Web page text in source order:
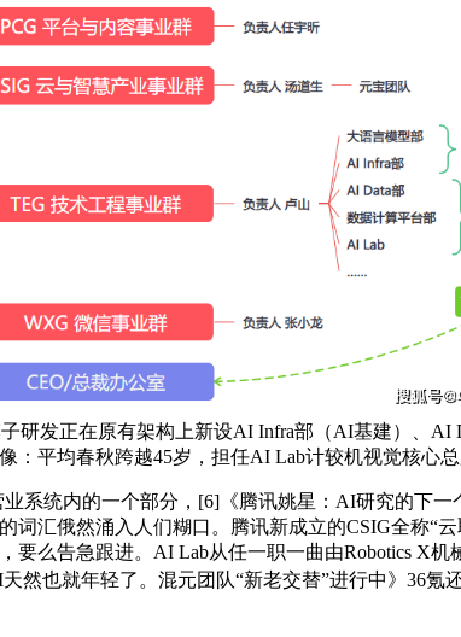
研发正在原有架构上新设AI Infra部（AI基建）、
平均春秋跨越45岁，担任AI Lab计较机视觉核心总
统内的一个部分，[6]《腾讯姚星：AI研究的下一
词汇俄然涌入人们糊口。腾讯新成立的CSIG全称“
么告急跟进。AI Lab从任一职一曲由Robotics X
然也就年轻了。混元团队“新老交替”进行中》36